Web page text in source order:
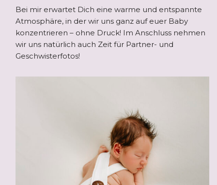
Bei mir erwartet Dich eine warme und entspannte
Atmosphäre, in der wir uns ganz auf euer Baby
konzentrieren – ohne Druck! Im Anschluss nehmen
wir uns natürlich auch Zeit für Partner- und
Geschwisterfotos!